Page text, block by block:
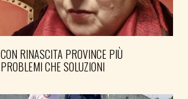
CON RINASCITA PROVINCE PIÙ
PROBLEMI CHE SOLUZIONI